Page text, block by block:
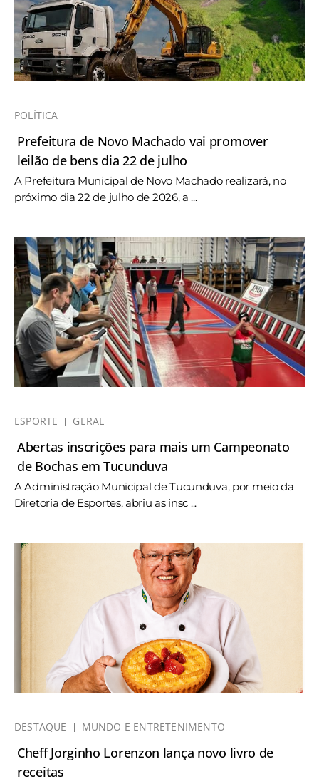
POLÍTICA
Prefeitura de Novo Machado vai promover
leilão de bens dia 22 de julho
A Prefeitura Municipal de Novo Machado realizará, no
próximo dia 22 de julho de 2026, a ...
ESPORTE GERAL
Abertas inscrições para mais um Campeonato
de Bochas em Tucunduva
A Administração Municipal de Tucunduva, por meio da
Diretoria de Esportes, abriu as insc ...
DESTAQUE MUNDO E ENTRETENIMENTO
Cheff Jorginho Lorenzon lança novo livro de
receitas